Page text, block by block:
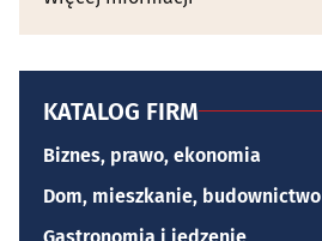
KATALOG FIRM
Biznes, prawo, ekonomia
Dom, mieszkanie, budownictwo
Gastronomia i jedzenie